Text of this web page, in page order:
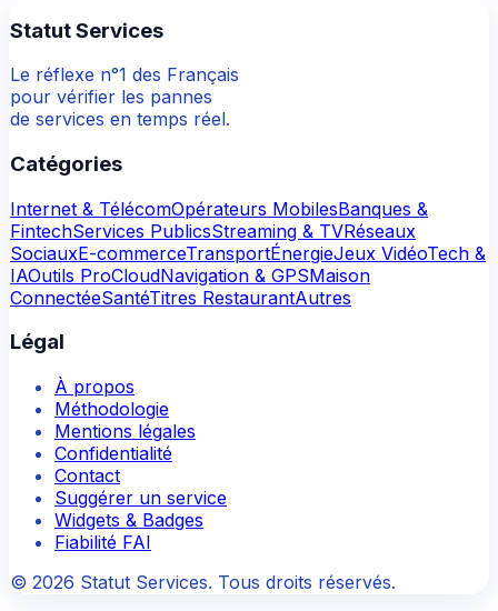
Statut Services
Le réflexe n°1 des Français
pour vérifier les pannes
de services en temps réel.
Catégories
Internet & TélécomOpérateurs MobilesBanques &
FintechServices PublicsStreaming & TVRéseaux
SociauxE-commerceTransportÉnergieJeux VidéoTech &
IAOutils ProCloudNavigation & GPSMaison
ConnectéeSantéTitres RestaurantAutres
Légal
À propos
Méthodologie
Mentions légales
Confidentialité
Contact
Suggérer un service
Widgets & Badges
Fiabilité FAI
© 2026 Statut Services. Tous droits réservés.